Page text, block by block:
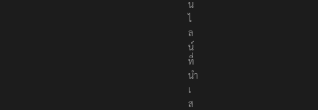
น
ไ
ล
น์
ที่
นำ
เ
ส